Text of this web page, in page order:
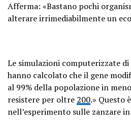
Afferma: «Bastano pochi
alterare irrimediabilmente un
Le simulazioni computerizzate
hanno calcolato che il gene
al 99% della popolazione in
resistere per oltre 200.» Questo
nell’esperimento sulle zanzare